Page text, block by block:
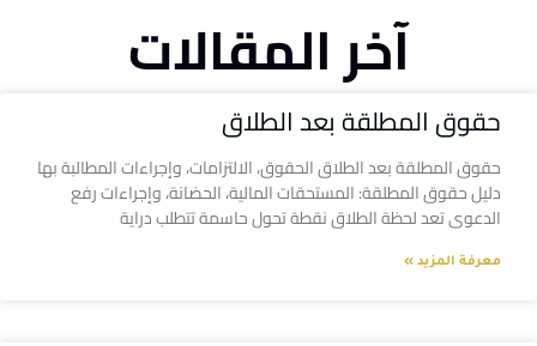
آخر المقالات
حقوق المطلقة بعد الطلاق
حقوق المطلقة بعد الطلاق الحقوق، الالتزامات، وإجراءات المطالبة بها
دليل حقوق المطلقة: المستحقات المالية، الحضانة، وإجراءات رفع
الدعوى تعد لحظة الطلاق نقطة تحول حاسمة تتطلب دراية
معرفة المزيد »